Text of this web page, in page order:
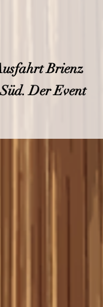
Brienz
Der Event